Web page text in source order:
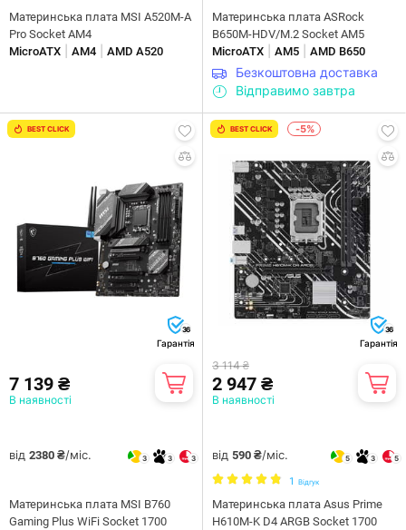
Материнська плата MSI A520M-A
Pro Socket AM4
MicroATX
AM4 AMD A520
Материнська плата ASRock
B650M-HDV/M.2 Socket AM5
MicroATX
AM5 AMD B650
Безкоштовна доставка
Відправимо завтра
BEST CLICK
36
Гарантія
7 139 ₴
В наявності
від 2380 ₴/міс. 3 3 3
Материнська плата MSI B760
Gaming Plus WiFi Socket 1700
BEST CLICK -5%
36
Гарантія
3 114 ₴
2 947 ₴
В наявності
від 590 ₴/міс. 5 3 5
1 Відгук
Материнська плата Asus Prime
H610M-K D4 ARGB Socket 1700